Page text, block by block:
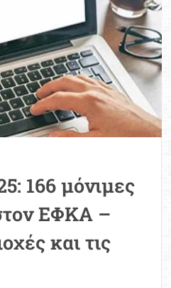
166 μόνιμες
ΕΦΚΑ –
και τις